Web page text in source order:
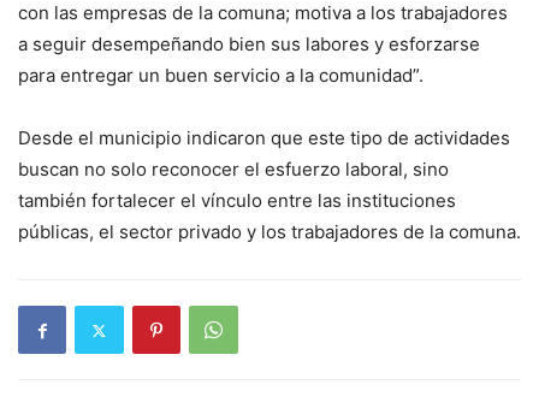
con las empresas de la comuna; motiva a los trabajadores
a seguir desempeñando bien sus labores y esforzarse
para entregar un buen servicio a la comunidad”.
Desde el municipio indicaron que este tipo de actividades
buscan no solo reconocer el esfuerzo laboral, sino
también fortalecer el vínculo entre las instituciones
públicas, el sector privado y los trabajadores de la comuna.